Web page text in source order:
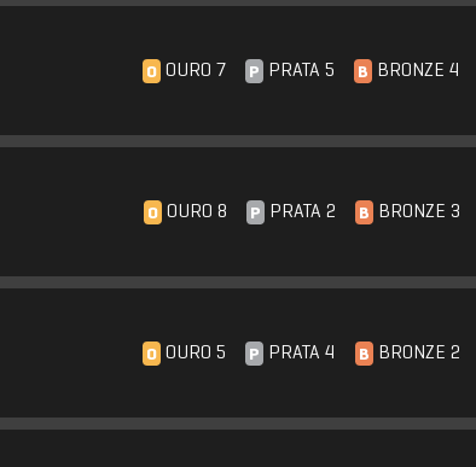
O OURO 7 P PRATA 5 B BRONZE 4
O OURO 8 P PRATA 2 B BRONZE 3
O OURO 5 P PRATA 4 B BRONZE 2